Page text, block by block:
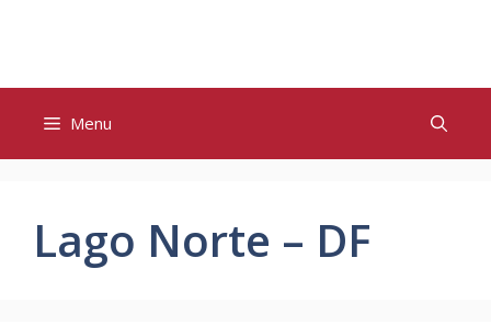
conteúdo
Menu
Lago Norte – DF